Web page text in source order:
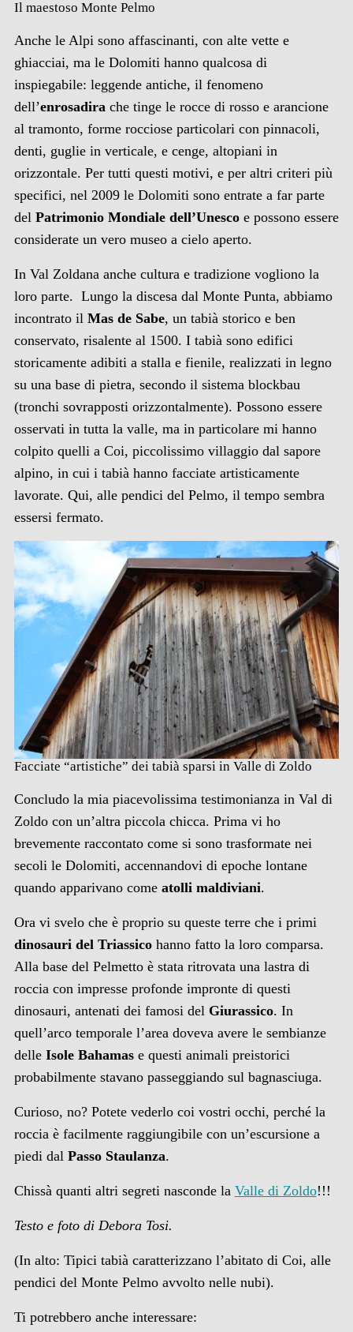
Il maestoso Monte Pelmo
Anche le Alpi sono affascinanti, con alte vette e
ghiacciai, ma le Dolomiti hanno qualcosa di
inspiegabile: leggende antiche, il fenomeno
dell’enrosadira che tinge le rocce di rosso e arancione
al tramonto, forme rocciose particolari con pinnacoli,
denti, guglie in verticale, e cenge, altopiani in
orizzontale. Per tutti questi motivi, e per altri criteri più
specifici, nel 2009 le Dolomiti sono entrate a far parte
del Patrimonio Mondiale dell’Unescoe possono essere
considerate un vero museo a cielo aperto.
In Val Zoldana anche cultura e tradizione vogliono la
loro parte. Lungo la discesa dal Monte Punta, abbiamo
incontrato il Mas de Sabe, un tabià storico e ben
conservato, risalente al 1500. I tabià sono edifici
storicamente adibiti a stalla e fienile, realizzati in legno
su una base di pietra, secondo il sistema blockbau
(tronchi sovrapposti orizzontalmente). Possono essere
osservati in tutta la valle, ma in particolare mi hanno
colpito quelli a Coi, piccolissimo villaggio dal sapore
alpino, in cui i tabià hanno facciate artisticamente
lavorate. Qui, alle pendici del Pelmo, il tempo sembra
essersi fermato.
Facciate “artistiche” dei tabià sparsi in Valle di Zoldo
Concludo la mia piacevolissima testimonianza in Val di
Zoldo con un’altra piccola chicca. Prima vi ho
brevemente raccontato come si sono trasformate nei
secoli le Dolomiti, accennandovi di epoche lontane
quando apparivano come atolli maldiviani.
Ora vi svelo che è proprio su queste terre che i primi
dinosauri del Triassicohanno fatto la loro comparsa.
Alla base del Pelmetto è stata ritrovata una lastra di
roccia con impresse profonde impronte di questi
dinosauri, antenati dei famosi del Giurassico. In
quell’arco temporale l’area doveva avere le sembianze
delle Isole Bahamase questi animali preistorici
probabilmente stavano passeggiando sul bagnasciuga.
Curioso, no? Potete vederlo coi vostri occhi, perché la
roccia è facilmente raggiungibile con un’escursione a
piedi dal Passo Staulanza.
Chissà quanti altri segreti nasconde la Valle di Zoldo!!!
Testo e foto di Debora Tosi.
(In alto: Tipici tabià caratterizzano l’abitato di Coi, alle
pendici del Monte Pelmo avvolto nelle nubi).
Ti potrebbero anche interessare: